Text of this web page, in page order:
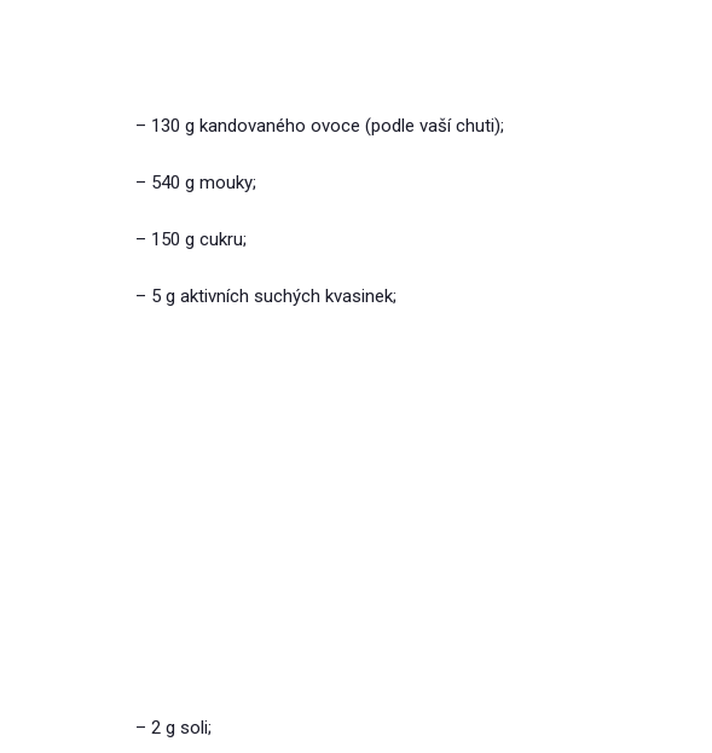
– 130 g kandovaného ovoce (podle vaší chuti);
– 540 g mouky;
– 150 g cukru;
– 5 g aktivních suchých kvasinek;
– 2 g soli;